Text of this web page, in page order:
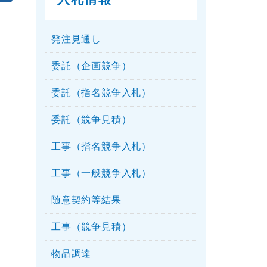
発注見通し
委託（企画競争）
委託（指名競争入札）
委託（競争見積）
工事（指名競争入札）
工事（一般競争入札）
随意契約等結果
工事（競争見積）
物品調達